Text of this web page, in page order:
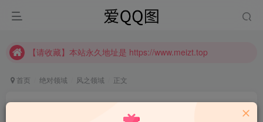
推广计划正式上线啦！可获得高额奖励哦
推广计划正式上线啦！可获得高额奖励哦
首页 绝对领域 风之领域 正文